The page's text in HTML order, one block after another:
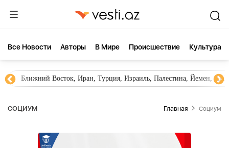
Все Новости Aвторы В Мире Происшествие Культура
Ближний Восток, Иран, Турция, Израиль, Палестина, Йемен,
СОЦИУМ Главная Социум